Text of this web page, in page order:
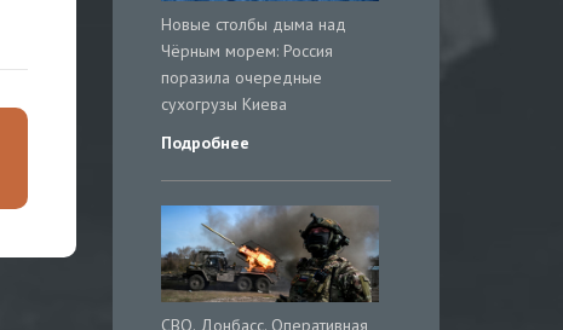
Новые столбы дыма над
Чёрным морем: Россия
поразила очередные
сухогрузы Киева
Подробнее
СВО. Донбасс. Оперативная